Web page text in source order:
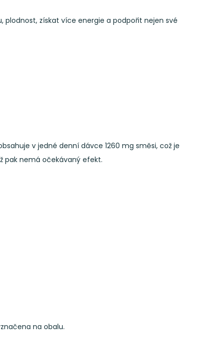
plodnost, získat více energie a podpořit nejen své
v jedné denní dávce 1260 mg směsi, což je
pak nemá očekávaný efekt.
na obalu.